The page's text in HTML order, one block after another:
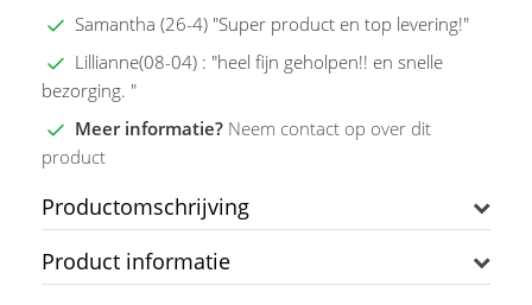
Samantha (26-4) "Super product en top levering!"
Lillianne(08-04) : "heel fijn geholpen!! en snelle
bezorging. "
Meer informatie? Neem contact op over dit
product
Productomschrijving
Product informatie